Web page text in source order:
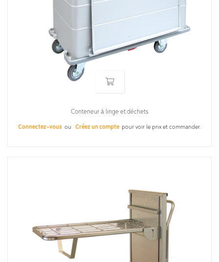
Conteneur à linge et déchets
Connectez-vous ou Créez un compte pour voir le prix et commander.